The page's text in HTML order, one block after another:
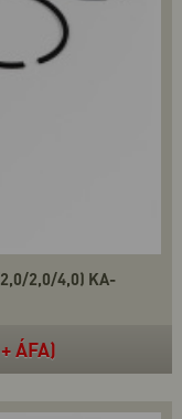
2,0/4,0) KA-
ÁFA)